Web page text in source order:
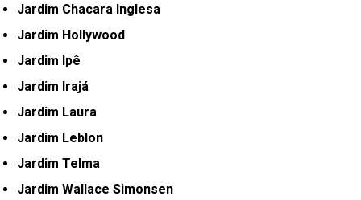
Jardim Chacara Inglesa
Jardim Hollywood
Jardim Ipê
Jardim Irajá
Jardim Laura
Jardim Leblon
Jardim Telma
Jardim Wallace Simonsen